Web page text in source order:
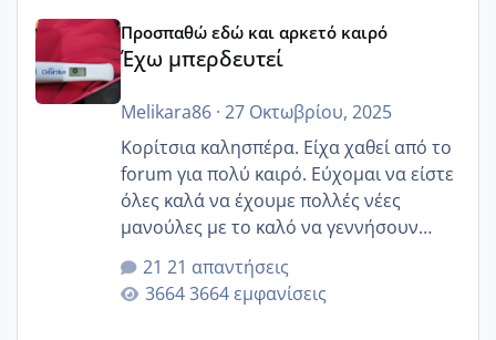
Έχω μπερδευτεί
Προσπαθώ εδώ και αρκετό καιρό
Έχω μπερδευτεί
Melikara86· 27 Οκτωβρίου, 2025
Κορίτσια καλησπέρα. Είχα χαθεί από το
forum για πολύ καιρό. Εύχομαι να είστε
όλες καλά να έχουμε πολλές νέες
μανούλες με το καλό να γεννήσουν
αυτές που ήδη περιμένουν. Να πάρουν
γερα μωράκια στην αγκαλίτσα τους
🙏🏼🙏🏼 Ας πάμε λοιπόν στο θέμα μου.
21 απαντήσεις
3664 εμφανίσεις